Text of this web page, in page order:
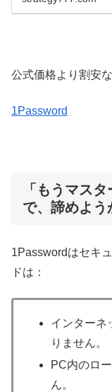
公式価格より割安
1Password
「もうマス
で、諦めよ
1Passwordはセキ
ドは：
インターネ
りません。
PC内のロ
ん。